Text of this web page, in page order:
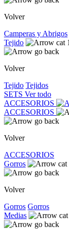
Volver
Camperas y Abrigos
Tejido
Volver
Tejido Tejidos
SETS Ver todo
ACCESORIOS
ACCESORIOS
Volver
ACCESORIOS
Gorros
Volver
Gorros Gorros
Medias